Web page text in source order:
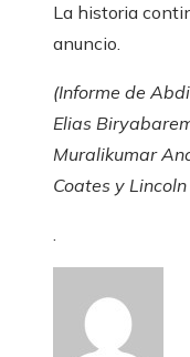
La historia
anuncio.
(Informe de
Elias
Muralikumar
Coates y
.